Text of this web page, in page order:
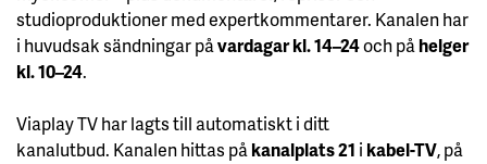
studioproduktioner med expertkommentarer. Kanalen har
i huvudsak sändningar påvardagar kl. 14–24och påhelger
kl. 10–24.
Viaplay TV har lagts till automatiskt i ditt
kanalutbud. Kanalen hittas påkanalplats 21 i kabel-TV, på